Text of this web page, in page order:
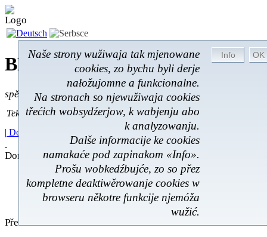
BROM-Service *Online
spěšnje * spušćomnje * małonałožnje
Naše strony wužiwaja tak mjenowane
cookies, zo bychu byli derje
nałožujomne a funkcionalne.
Na stronach so njewužiwaja cookies
třećich wobsydźerjow, k wabjenju abo
k analyzowanju.
Dalše informacije ke cookies
namakaće pod zapinakom «Info».
Prošu wobkedźbujće, zo so přez
kompletne deaktiwěrowanje cookies w
browseru někotre funkcije njemóža
wužić.
Tekst pytać:
Tekst pytać
| Domoj Z wokoliny|Feedback |
Domoj
Poskitki
Z wokoliny
Hóstna kniha
Přehlad